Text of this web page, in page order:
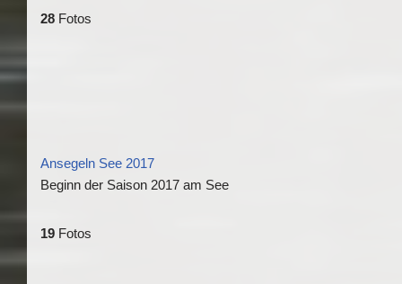
28 Fotos
Ansegeln See 2017
Beginn der Saison 2017 am See
19 Fotos